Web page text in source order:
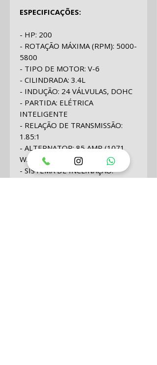
ESPECIFICAÇÕES:
- HP: 200
- ROTAÇÃO MÁXIMA (RPM): 5000-
5800
- TIPO DE MOTOR: V-6
- CILINDRADA: 3.4L
- INDUÇÃO: 24 VÁLVULAS, DOHC
- PARTIDA: ELÉTRICA
INTELIGENTE
- RELAÇÃO DE TRANSMISSÃO:
1.85:1
- ALTERNATOR: 85 AMP (1071
WATT)
- SISTEMA DE INCLINAÇÃO: